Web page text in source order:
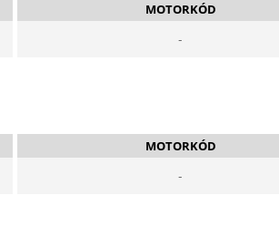
MOTORKÓD
-
MOTORKÓD
-